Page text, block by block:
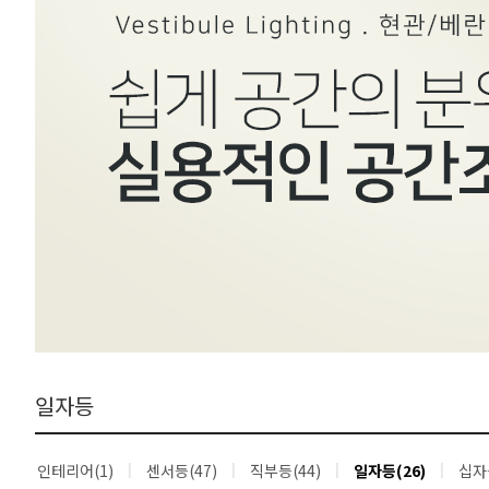
일자등
인테리어(1) 센서등(47) 직부등(44) 일자등(26) 십